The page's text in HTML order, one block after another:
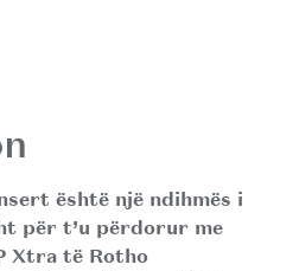
është një ndihmës i
për t’u përdorur me
Xtra të Rotho